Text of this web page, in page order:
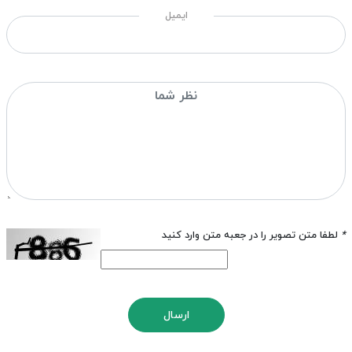
ایمیل
* لطفا متن تصویر را در جعبه متن وارد کنید
ارسال